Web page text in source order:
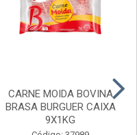
CARNE MOIDA BOVINA
BRASA BURGUER CAIXA
9X1KG